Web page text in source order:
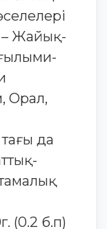
– Жайық-
Орал,
да
(0.2 б.п)